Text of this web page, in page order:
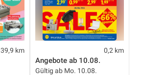
39,9 km 0,2 km
Angebote ab 10.08.
Gültig ab Mo. 10.08.